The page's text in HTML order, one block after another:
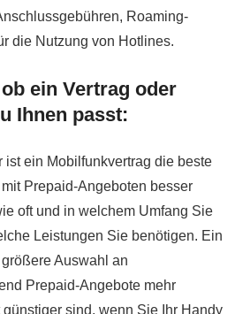
Roaming-
die Nutzung von Hotlines.
ein Vertrag oder
Ihnen passt:
ist ein Mobilfunkvertrag die beste
Prepaid-Angeboten besser
oft und in welchem Umfang Sie
Leistungen Sie benötigen. Ein
Auswahl an
Prepaid-Angebote mehr
sind, wenn Sie Ihr Handy